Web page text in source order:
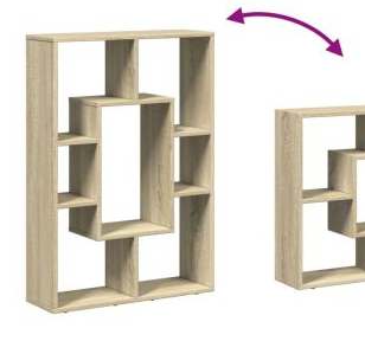
отделения с различна големина
предлага гъвкави възможности за
предмети с различни форми и
възможности за поставяне:
бъде разположен по ширина или
земята, което предлага
възможности за оформление на
помещението.Универсални
Стелажът за декорации може да се
като разделител на стая, като
във всеки стил на помещение.
поставите във всекидневната, за
декорация, в кабинета, за да
и документи, в спалнята, за да
предмети от ежедневието, и в